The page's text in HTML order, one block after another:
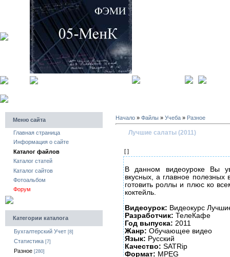
Меню сайта
Главная страница
Информация о сайте
Каталог файлов
Каталог статей
Каталог сайтов
Фотоальбом
Форум
Категории каталога
Бухгалтерский Учет [8]
Статистика [7]
Разное [280]
Начало » Файлы » Учеба » Разное
Лучшие салаты (2011)
[ ]
В данном видеоуроке Вы
вкусных, а главное полезных
готовить роллы и плюс ко
коктейль.
Видеоурок: Видеокурс
Разработчик: ТелеКафе
Год выпуска: 2011
Жанр: Обучающее видео
Язык: Русский
Качество: SATRip
Формат: MPEG